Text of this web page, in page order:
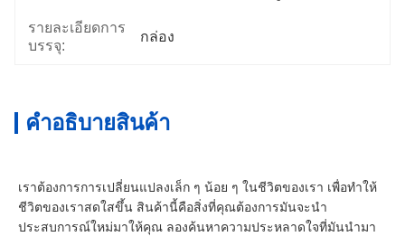
รายละเอียดการ
บรรจุ:
กล่อง
คําอธิบายสินค้า
เราต้องการการเปลี่ยนแปลงเล็ก ๆ น้อย ๆ ในชีวิตของเรา เพื่อทําให้
ชีวิตของเราสดใสขึ้น สินค้านี้คือสิ่งที่คุณต้องการมันจะนํา
ประสบการณ์ใหม่มาให้คุณ ลองค้นหาความประหลาดใจที่มันนํามา